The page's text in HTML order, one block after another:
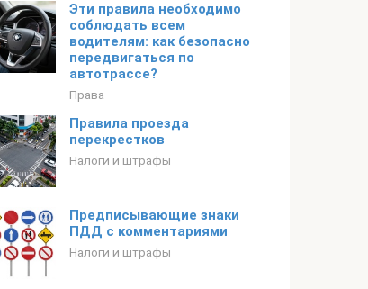
Эти правила необходимо
соблюдать всем
водителям: как безопасно
передвигаться по
автотрассе?
Права
Правила проезда
перекрестков
Налоги и штрафы
Предписывающие знаки
ПДД с комментариями
Налоги и штрафы